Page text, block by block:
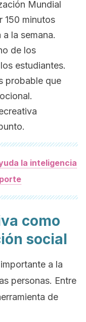
Mundial
150 minutos
la semana.
de los
estudiantes.
probable que
la inteligencia
como
social
a la
personas. Entre
de